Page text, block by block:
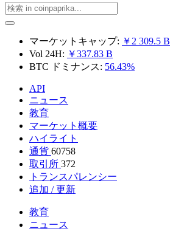
マーケットキャップ: ￥2 309.5 B
Vol 24H: ￥337.83 B
BTC ドミナンス: 56.43%
API
ニュース
教育
マーケット概要
ハイライト
通貨 60758
取引所 372
トランスパレンシー
追加 / 更新
教育
ニュース